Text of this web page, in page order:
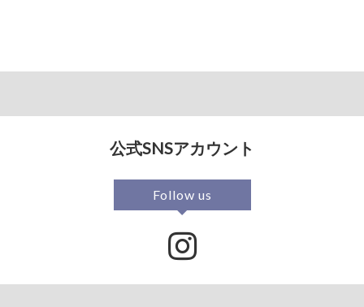
公式SNSアカウント
Follow us